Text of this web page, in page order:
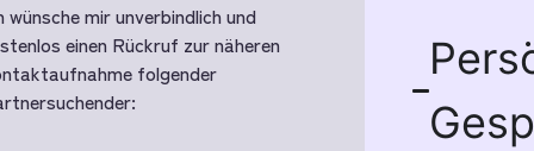
wünsche mir unverbindlich und
einen Rückruf zur näheren
folgender